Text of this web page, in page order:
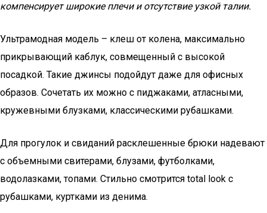
компенсирует широкие плечи и отсутствие узкой талии.
Ультрамодная модель – клеш от колена, максимально
прикрывающий каблук, совмещенный с высокой
посадкой. Такие джинсы подойдут даже для офисных
образов. Сочетать их можно с пиджаками, атласными,
кружевными блузками, классическими рубашками.
Для прогулок и свиданий расклешенные брюки надевают
с объемными свитерами, блузами, футболками,
водолазками, топами. Стильно смотрится total look с
рубашками, куртками из денима.